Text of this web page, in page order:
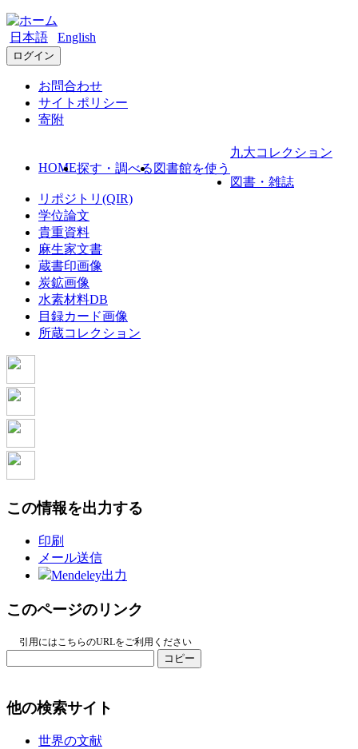
日本語 English
ログイン
お問合わせ
サイトポリシー
寄附
HOME探す・調べる 図書館を使う
九大コレクション
図書・雑誌
リポジトリ(QIR)
学位論文
貴重資料
麻生家文書
蔵書印画像
炭鉱画像
水素材料DB
目録カード画像
所蔵コレクション
この情報を出力する
印刷
メール送信
Mendeley出力
このページのリンク
引用にはこちらのURLをご利用ください
コピー
他の検索サイト
世界の文献